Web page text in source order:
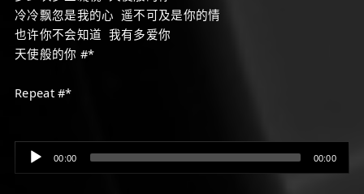
冷冷飘忽是我的心 遥不可及是你的情
也许你不会知道 我有多爱你
天使般的你 #*
Repeat #*
Audio
Player
00:00 00:00